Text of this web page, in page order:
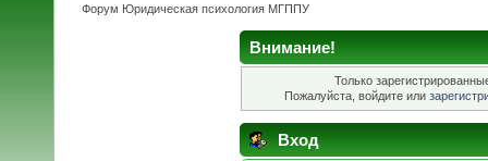
Форум Юридическая психология МГППУ
Внимание!
Только
Пожалуйста, войдите или
Вход